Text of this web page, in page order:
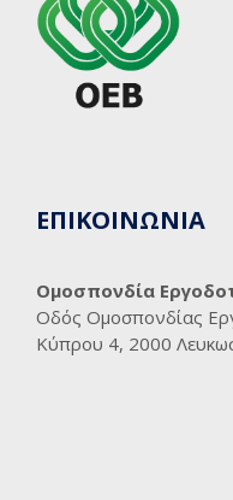
ΕΠΙΚΟΙΝΩΝΙΑ
Ομοσπονδία
Οδός Ομοσπονδίας
Κύπρου 4, 2000